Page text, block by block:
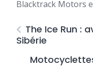
The Ice Run :
Sibérie